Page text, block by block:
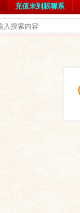
充值未到賬聯系